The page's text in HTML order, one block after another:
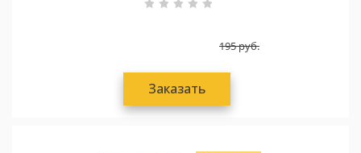
195руб.
Заказать